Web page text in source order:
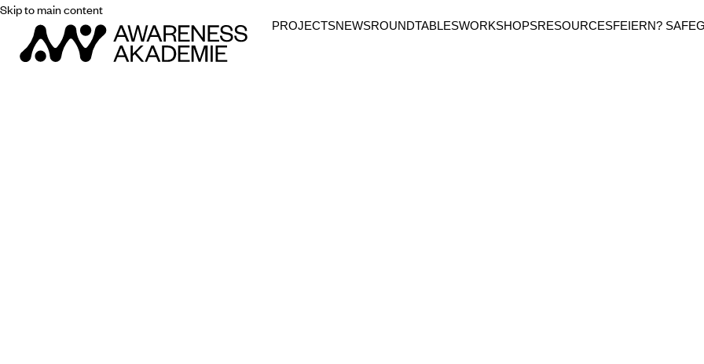
Skip to main content
PROJECTSNEWSROUNDTABLESWORKSHOPSRESOURCESFEIERN? SAFE